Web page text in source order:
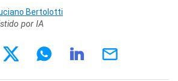
Bertolotti
por IA